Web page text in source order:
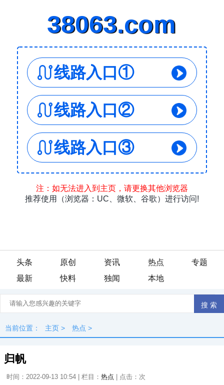
头条 原创 资讯 热点
专题
最新
快料 独闻 本地
当前位置： 主页 > 热点 >
归帆
时间：2022-09-13 10:54 | 栏目： 热点 | 点击： 次